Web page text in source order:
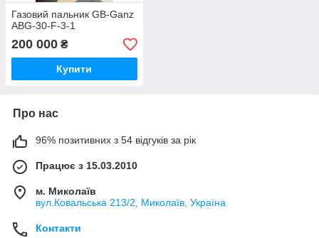
Газовий пальник GB-Ganz
ABG-30-F-3-1
200 000 ₴
Купити
Про нас
96% позитивних з 54 відгуків за рік
Працює з 15.03.2010
м. Миколаїв
вул.Ковальська 213/2, Миколаїв, Україна
Контакти